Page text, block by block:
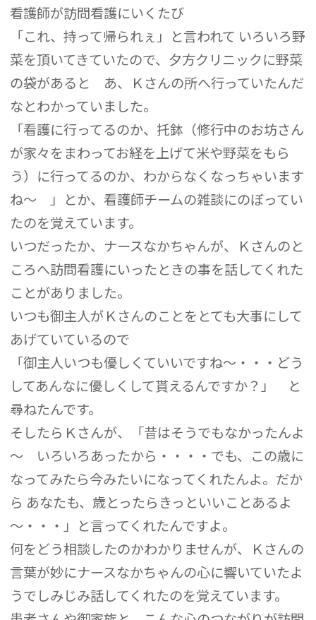
看護師が訪問看護にいくたび
「これ、持って帰られぇ」と言われて いろいろ野
菜を頂いてきていたので、夕方クリニックに野菜
の袋があると あ、Ｋさんの所へ行っていたんだ
なとわかっていました。
「看護に行ってるのか、托鉢（修行中のお坊さん
が家々をまわってお経を上げて米や野菜をもら
う）に行ってるのか、わからなくなっちゃいます
ね～ 」とか、看護師チームの雑談にのぼってい
たのを覚えています。
いつだったか、ナースなかちゃんが、Ｋさんのと
ころへ訪問看護にいったときの事を話してくれた
ことがありました。
いつも御主人がＫさんのことをとても大事にして
あげていているので
「御主人いつも優しくていいですね～・・・どう
してあんなに優しくして貰えるんですか？」 と
尋ねたんです。
そしたらＫさんが、「昔はそうでもなかったんよ
～ いろいろあったから・・・・でも、この歳に
なってみたら今みたいになってくれたんよ。だか
ら あなたも、歳とったらきっといいことあるよ
～・・・」と言ってくれたんですよ。
何をどう相談したのかわかりませんが、Ｋさんの
言葉が妙にナースなかちゃんの心に響いていたよ
うでしみじみ話してくれたのを覚えています。